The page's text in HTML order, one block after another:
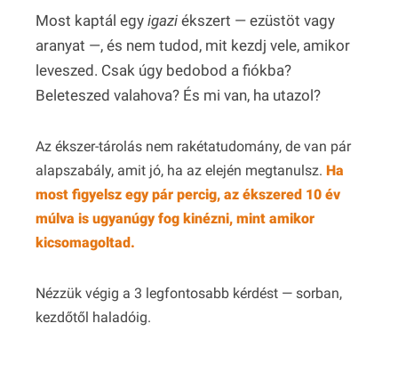
Most kaptál egy igazi ékszert — ezüstöt vagy
aranyat —, és nem tudod, mit kezdj vele, amikor
leveszed. Csak úgy bedobod a fiókba?
Beleteszed valahova? És mi van, ha utazol?
Az ékszer-tárolás nem rakétatudomány, de van pár
alapszabály, amit jó, ha az elején megtanulsz. Ha
most figyelsz egy pár percig, az ékszered 10 év
múlva is ugyanúgy fog kinézni, mint amikor
kicsomagoltad.
Nézzük végig a 3 legfontosabb kérdést — sorban,
kezdőtől haladóig.